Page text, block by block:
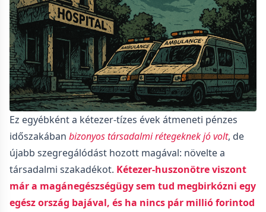
Ez egyébként a kétezer-tízes évek átmeneti pénzes
időszakában bizonyos társadalmi rétegeknek jó volt, de
újabb szegregálódást hozott magával: növelte a
társadalmi szakadékot. Kétezer-huszonötre viszont
már a magánegészségügy sem tud megbirkózni egy
egész ország bajával, és ha nincs pár millió forintod